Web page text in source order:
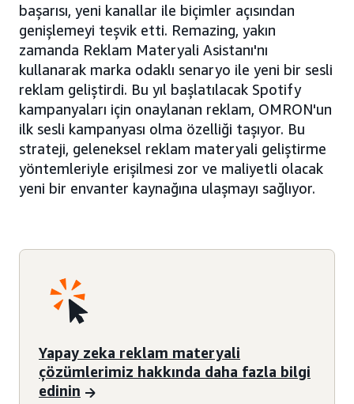
başarısı, yeni kanallar ile biçimler açısından
genişlemeyi teşvik etti. Remazing, yakın
zamanda Reklam Materyali Asistanı'nı
kullanarak marka odaklı senaryo ile yeni bir sesli
reklam geliştirdi. Bu yıl başlatılacak Spotify
kampanyaları için onaylanan reklam, OMRON'un
ilk sesli kampanyası olma özelliği taşıyor. Bu
strateji, geleneksel reklam materyali geliştirme
yöntemleriyle erişilmesi zor ve maliyetli olacak
yeni bir envanter kaynağına ulaşmayı sağlıyor.
Yapay zeka reklam materyali
çözümlerimiz hakkında daha fazla bilgi
edinin